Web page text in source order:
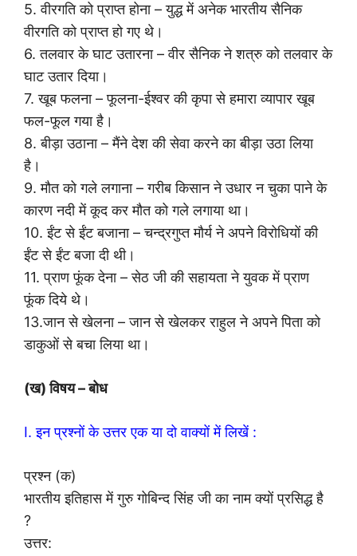
5. वीरगति को प्राप्त होना – युद्ध में अनेक भारतीय सैनिक
वीरगति को प्राप्त हो गए थे।
6. तलवार के घाट उतारना – वीर सैनिक ने शत्रु को तलवार के
घाट उतार दिया।
7. खूब फलना – फूलना-ईश्वर की कृपा से हमारा व्यापार खूब
फल-फूल गया है।
8. बीड़ा उठाना – मैंने देश की सेवा करने का बीड़ा उठा लिया
है।
9. मौत को गले लगाना – गरीब किसान ने उधार न चुका पाने के
कारण नदी में कूद कर मौत को गले लगाया था।
10. ईंट से ईंट बजाना – चन्द्रगुप्त मौर्य ने अपने विरोधियों की
ईंट से ईंट बजा दी थी।
11. प्राण फूंक देना – सेठ जी की सहायता ने युवक में प्राण
फूंक दिये थे।
13.जान से खेलना – जान से खेलकर राहुल ने अपने पिता को
डाकुओं से बचा लिया था।
(ख) विषय – बोध
I. इन प्रश्नों के उत्तर एक या दो वाक्यों में लिखें :
प्रश्न (क)
भारतीय इतिहास में गुरु गोबिन्द सिंह जी का नाम क्यों प्रसिद्ध है
?
उत्तर: